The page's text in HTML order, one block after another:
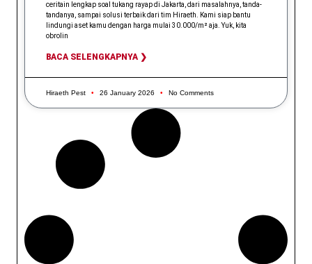
ceritain lengkap soal tukang rayap di Jakarta, dari masalahnya, tanda-
tandanya, sampai solusi terbaik dari tim Hiraeth. Kami siap bantu
lindungi aset kamu dengan harga mulai 30.000/m² aja. Yuk, kita
obrolin
BACA SELENGKAPNYA ❯
Hiraeth Pest 26 January 2026 No Comments